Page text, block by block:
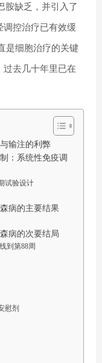
胺缺乏，并引入了
调控治疗已有效缓
是细胞治疗的关键
过去几十年里已在
输注的利弊
：系统性免疫调
试验设计
病的主要结果
病的次要结局
到第88周
慰剂